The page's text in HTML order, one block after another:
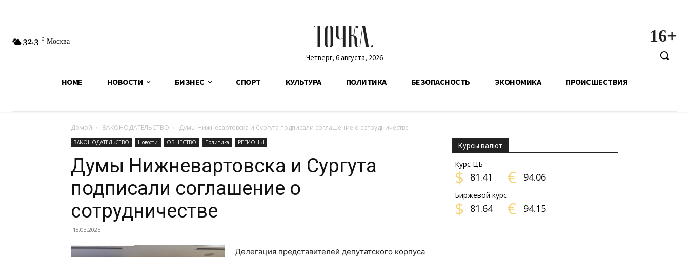
32.3 C Москва ТОЧКА.
Четверг, 6 августа, 2026
16+
HOME НОВОСТИ БИЗНЕС СПОРТ КУЛЬТУРА ПОЛИТИКА БЕЗОПАСНОСТЬ ЭКОНОМИКА ПРОИСШЕСТВИЯ
Домой ЗАКОНОДАТЕЛЬСТВО Думы Нижневартовска и Сургута подписали соглашение о сотрудничестве
ЗАКОНОДАТЕЛЬСТВО Новости ОБЩЕСТВО Политика РЕГИОНЫ
Думы Нижневартовска и Сургута
подписали соглашение о
сотрудничестве
18.03.2025
Делегация представителей депутатского корпуса
Курсы валют
Курс ЦБ
$ 81.41 € 94.06
Биржевой курс
$ 81.64 € 94.15